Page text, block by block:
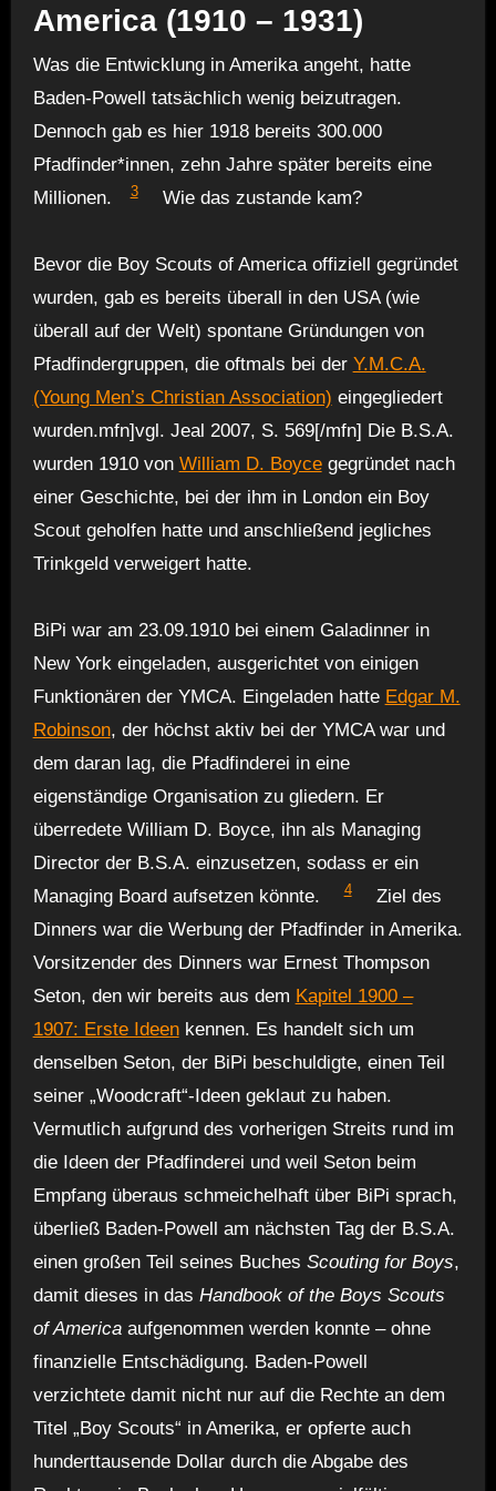
America (1910 – 1931)
Was die Entwicklung in Amerika angeht, hatte
Baden-Powell tatsächlich wenig beizutragen.
Dennoch gab es hier 1918 bereits 300.000
Pfadfinder*innen, zehn Jahre später bereits eine
Millionen.
3 Wie das zustande kam?
Bevor die Boy Scouts of America offiziell gegründet
wurden, gab es bereits überall in den USA (wie
überall auf der Welt) spontane Gründungen von
Pfadfindergruppen, die oftmals bei der Y.M.C.A.
(Young Men’s Christian Association) eingegliedert
wurden.mfn]vgl. Jeal 2007, S. 569[/mfn] Die B.S.A.
wurden 1910 von William D. Boycegegründet nach
einer Geschichte, bei der ihm in London ein Boy
Scout geholfen hatte und anschließend jegliches
Trinkgeld verweigert hatte.
BiPi war am 23.09.1910 bei einem Galadinner in
New York eingeladen, ausgerichtet von einigen
Funktionären der YMCA. Eingeladen hatte Edgar M.
Robinson, der höchst aktiv bei der YMCA war und
dem daran lag, die Pfadfinderei in eine
eigenständige Organisation zu gliedern. Er
überredete William D. Boyce, ihn als Managing
Director der B.S.A. einzusetzen, sodass er ein
Managing Board aufsetzen könnte.
4
Ziel des
Dinners war die Werbung der Pfadfinder in Amerika.
Vorsitzender des Dinners war Ernest Thompson
Seton, den wir bereits aus dem Kapitel 1900 –
1907: Erste Ideenkennen. Es handelt sich um
denselben Seton, der BiPi beschuldigte, einen Teil
seiner „Woodcraft“-Ideen geklaut zu haben.
Vermutlich aufgrund des vorherigen Streits rund im
die Ideen der Pfadfinderei und weil Seton beim
Empfang überaus schmeichelhaft über BiPi sprach,
überließ Baden-Powell am nächsten Tag der B.S.A.
einen großen Teil seines Buches Scouting for Boys,
damit dieses in das Handbook of the Boys Scouts
of Americaaufgenommen werden konnte – ohne
finanzielle Entschädigung. Baden-Powell
verzichtete damit nicht nur auf die Rechte an dem
Titel „Boy Scouts“ in Amerika, er opferte auch
hunderttausende Dollar durch die Abgabe des